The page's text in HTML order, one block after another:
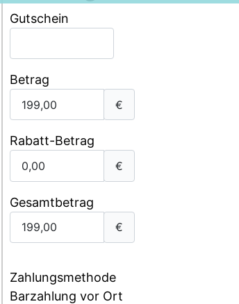
Gutschein
Betrag
€
Rabatt-Betrag
€
Gesamtbetrag
€
Zahlungsmethode
Barzahlung vor Ort